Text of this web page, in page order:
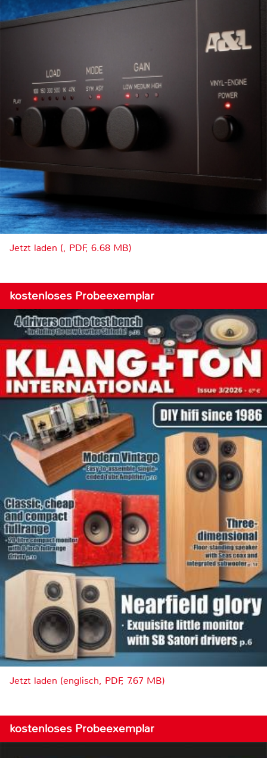
Jetzt laden (, PDF, 6.68 MB)
kostenloses Probeexemplar
Jetzt laden (englisch, PDF, 7.67 MB)
kostenloses Probeexemplar